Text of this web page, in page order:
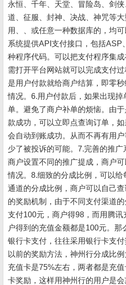
永恒、千年、天堂、冒险岛、剑
道、征服、封神、决战、神咒等
用、、或任意一种数据库的，均
系统提供API支付接口，包括ASP
种程序代码。可以把支付程序集
需打开平台网站就可以完成支付
是用户付款就给商户结算，即零
情况。6.用户付款后，如果出现
单。避免了商户补单的烦恼。由
款成功，可以立即点查询订单，
会自动到账成功。从而不再有用
少了被投诉的可能。7.完善的推
商户设置不同的推广提成，商户
情况。8.细致的分成比例，可以
通道的分成比例，商户可以自己
的奖励机制，由于不同支付渠道
支付100元，商户得98，而用腾讯
户得到的充值金额都是100元。那
银行卡支付，往往采用银行卡支
以前的奖励方法，神州行分成比
充值卡是75%左右，两者都是充
卡奖励，这样用神州行的用户是